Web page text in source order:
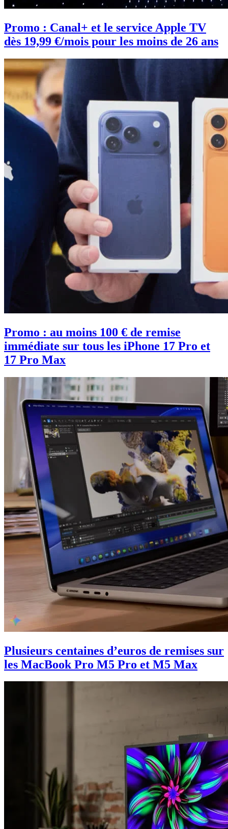
Promo : Canal+ et le service Apple TV
dès 19,99 €/mois pour les moins de 26 ans
Promo : au moins 100 € de remise
immédiate sur tous les iPhone 17 Pro et
17 Pro Max
Plusieurs centaines d’euros de remises sur
les MacBook Pro M5 Pro et M5 Max